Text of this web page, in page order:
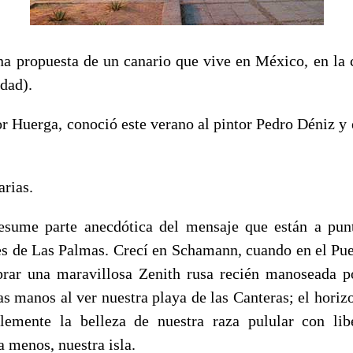
propuesta de un canario que vive en México, en la
Huerga, conoció este verano al pintor Pedro Déniz y
parte anecdótica del mensaje que están a
de Las Palmas. Crecí en Schamann, cuando en el
una maravillosa Zenith rusa recién manoseada
manos al ver nuestra playa de las Canteras; el
la belleza de nuestra raza pulular con
menos, nuestra isla.